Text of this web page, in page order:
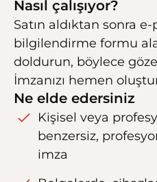
Nasıl çalışıyor?
Satın aldıktan sonra
bilgilendirme formu
doldurun, böylece
İmzanızı hemen
Ne elde edersiniz
Kişisel veya
benzersiz,
imza